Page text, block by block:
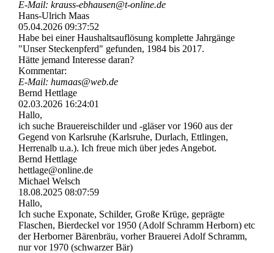
E-Mail: krauss-­ebhausen@­t-­online.­de
Hans-Ulrich Maas
05.04.2026 09:37:52
Habe bei einer Haushaltsauflösung komplette Jahrgänge
"Unser Steckenpferd" gefunden, 1984 bis 2017.
Hätte jemand Interesse daran?
Kommentar:
E-Mail: humaas@web.de
Bernd Hettlage
02.03.2026 16:24:01
Hallo,
ich suche Brauereischilder und -gläser vor 1960 aus der
Gegend von Karlsruhe (Karlsruhe, Durlach, Ettlingen,
Herrenalb u.a.). Ich freue mich über jedes Angebot.
Bernd Hettlage
hettlage@online.de
Michael Welsch
18.08.2025 08:07:59
Hallo,
Ich suche Exponate, Schilder, Große Krüge, geprägte
Flaschen, Bierdeckel vor 1950 (Adolf Schramm Herborn) etc
der Herborner Bärenbräu, vorher Brauerei Adolf Schramm,
nur vor 1970 (schwarzer Bär)